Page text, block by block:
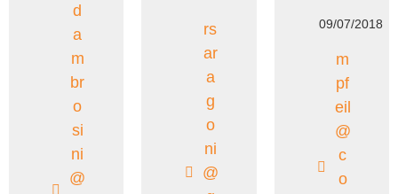
d
a
m
br
o
si
ni
@
rs
ar
a
g
o
ni
@
09/07/2018
m
pf
eil
@
c
o